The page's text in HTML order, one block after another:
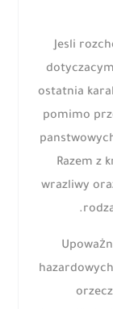
Jesli
ostatnia
pomimo
Razem z
wrazliwy